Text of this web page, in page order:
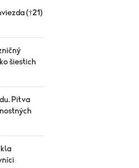
(†21)
šiestich
Pitva